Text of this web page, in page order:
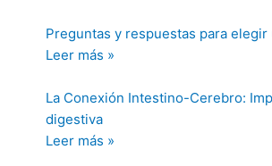
Preguntas y respuestas para
Leer más »
La Conexión Intestino-Cerebro:
digestiva
Leer más »